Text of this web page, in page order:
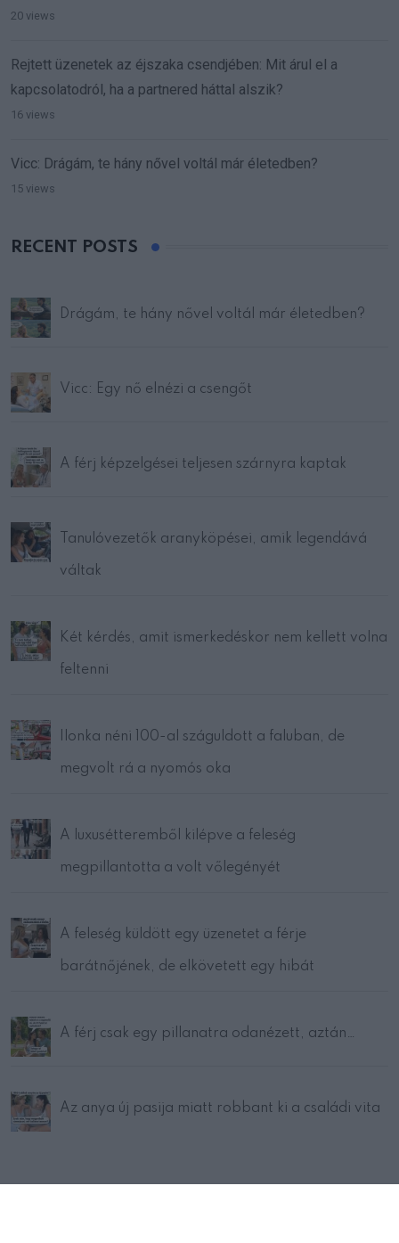
20 views
Rejtett üzenetek az éjszaka csendjében: Mit árul el a
kapcsolatodról, ha a partnered háttal alszik?
16 views
Vicc: Drágám, te hány nővel voltál már életedben?
15 views
RECENT POSTS
Drágám, te hány nővel voltál már életedben?
Vicc: Egy nő elnézi a csengőt
A férj képzelgései teljesen szárnyra kaptak
Tanulóvezetők aranyköpései, amik legendává
váltak
Két kérdés, amit ismerkedéskor nem kellett volna
feltenni
Ilonka néni 100-al száguldott a faluban, de
megvolt rá a nyomós oka
A luxusétteremből kilépve a feleség
megpillantotta a volt vőlegényét
A feleség küldött egy üzenetet a férje
barátnőjének, de elkövetett egy hibát
A férj csak egy pillanatra odanézett, aztán…
Az anya új pasija miatt robbant ki a családi vita